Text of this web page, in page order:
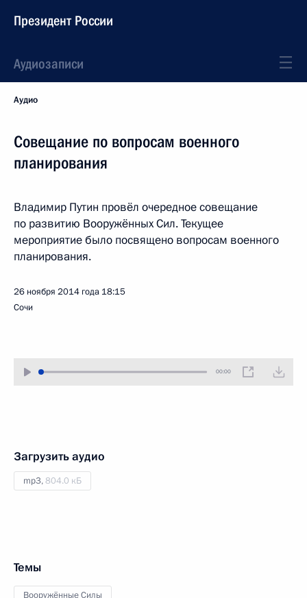
Президент России
Аудиозаписи
Аудио
Совещание по вопросам военного
планирования
Владимир Путин провёл очередное совещание
по развитию Вооружённых Сил. Текущее
мероприятие было посвящено вопросам военного
планирования.
26 ноября 2014 года 18:15
Сочи
00:00
Загрузить аудио
mp3,804.0 кБ
Темы
Вооружённые Силы